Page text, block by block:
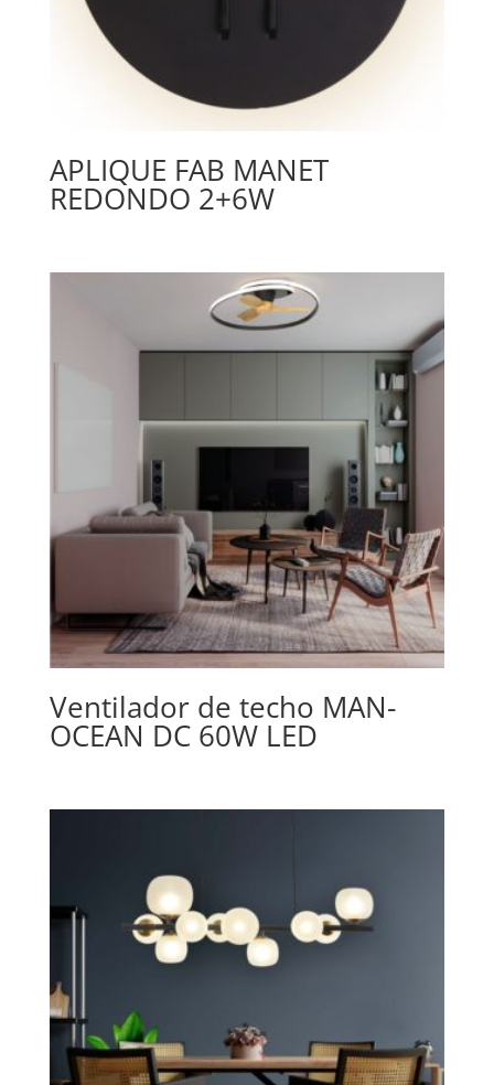
APLIQUE FAB MANET
REDONDO 2+6W
Ventilador de techo MAN-
OCEAN DC 60W LED